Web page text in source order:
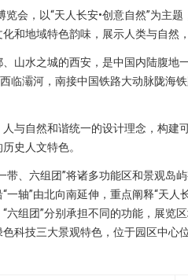
会，以“天人长安•创意自然”为主
和地域特色韵味，展示人类与自然
山水之城的西安，是中国内陆腹地
临灞河，南接中国铁路大动脉陇海
与自然和谐统一的设计理念，构建
史人文特色。
带、六组团”将诸多功能区和景观岛
一轴”由北向南延伸，重点阐释“天
六组团”分别承担不同的功能，展览
科技三大景观特色，位于园区中心